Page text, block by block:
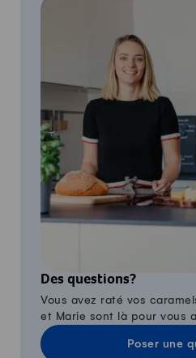
Des questions?
Vous avez raté vos
et Marie sont là pour vous
Poser une